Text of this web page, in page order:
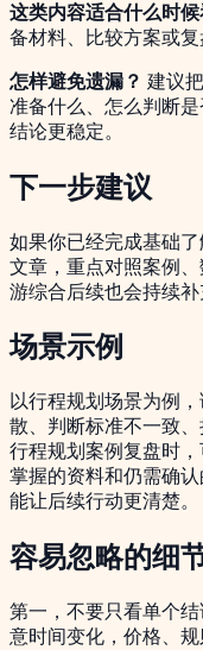
这类内容适合什么时候
备材料、比较方案或复
怎样避免遗漏？ 建议
准备什么、怎么判断
结论更稳定。
下一步建议
如果你已经完成基础
文章，重点对照案例
游综合后续也会持续补
场景示例
以行程规划场景为例
散、判断标准不一致
行程规划案例复盘时
掌握的资料和仍需确
能让后续行动更清楚。
容易忽略的细
第一，不要只看单个
意时间变化，价格、